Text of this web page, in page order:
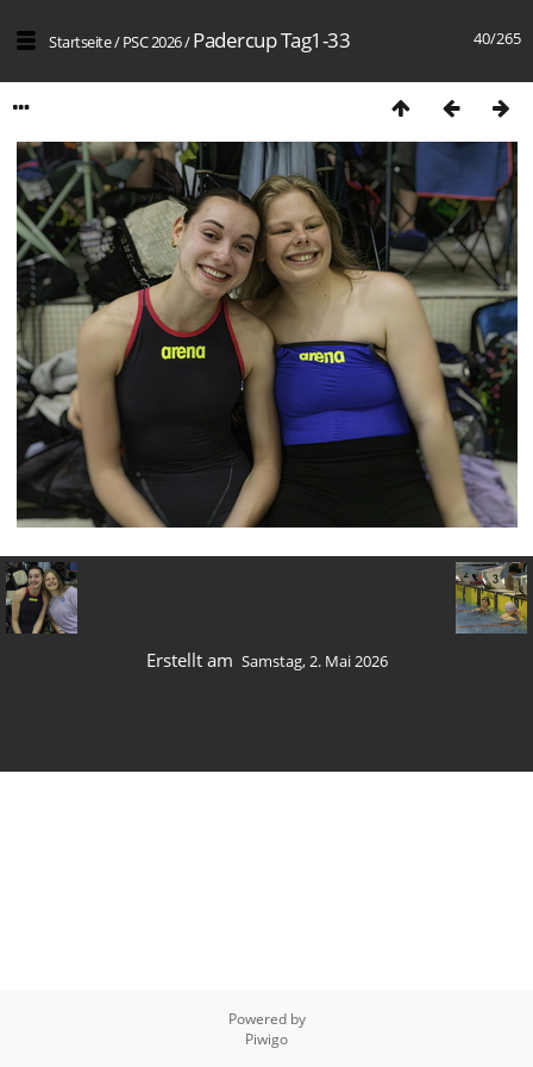
40/265
Startseite/PSC 2026/Padercup Tag1-33
Erstellt am Samstag, 2. Mai 2026
Powered by
Piwigo